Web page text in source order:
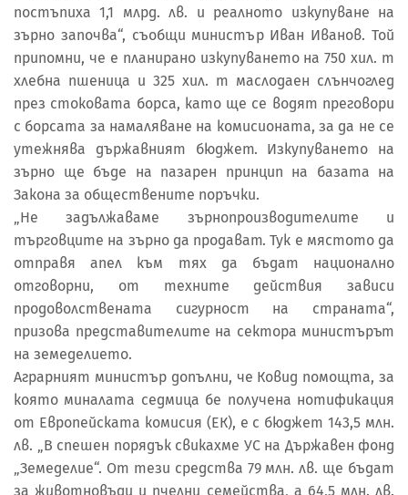
постъпиха 1,1 млрд. лв. и реалното изкупуване на
зърно започва“, съобщи министър Иван Иванов. Той
припомни, че е планирано изкупуването на 750 хил. т
хлебна пшеница и 325 хил. т маслодаен слънчоглед
през стоковата борса, като ще се водят преговори
с борсата за намаляване на комисионата, за да не се
утежнява държавният бюджет. Изкупуването на
зърно ще бъде на пазарен принцип на базата на
Закона за обществените поръчки.
„Не задължаваме зърнопроизводителите и
търговците на зърно да продават. Тук е мястото да
отправя апел към тях да бъдат национално
отговорни, от техните действия зависи
продоволствената сигурност на страната“,
призова представителите на сектора министърът
на земеделието.
Аграрният министър допълни, че Ковид помощта, за
която миналата седмица бе получена нотификация
от Европейската комисия (ЕК), е с бюджет 143,5 млн.
лв. „В спешен порядък свикахме УС на Държавен фонд
„Земеделие“. От тези средства 79 млн. лв. ще бъдат
за животновъди и пчелни семейства, а 64,5 млн. лв.